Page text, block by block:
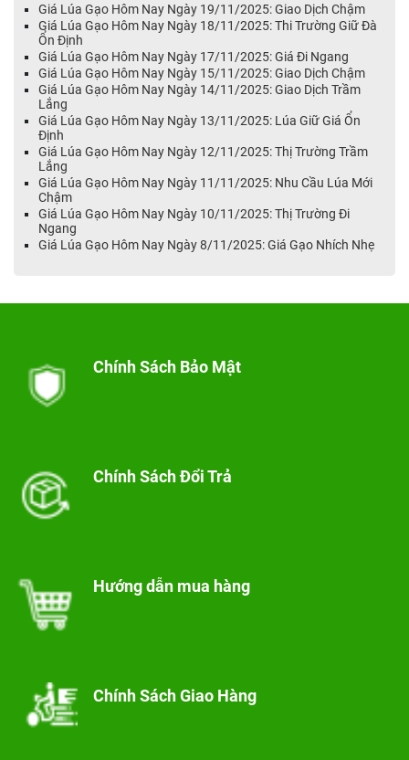
Giá Lúa Gạo Hôm Nay Ngày 19/11/2025: Giao Dịch Chậm
Giá Lúa Gạo Hôm Nay Ngày 18/11/2025: Thi Trường Giữ Đà
Ổn Định
Giá Lúa Gạo Hôm Nay Ngày 17/11/2025: Giá Đi Ngang
Giá Lúa Gạo Hôm Nay Ngày 15/11/2025: Giao Dịch Chậm
Giá Lúa Gạo Hôm Nay Ngày 14/11/2025: Giao Dịch Trầm
Lắng
Giá Lúa Gạo Hôm Nay Ngày 13/11/2025: Lúa Giữ Giá Ổn
Định
Giá Lúa Gạo Hôm Nay Ngày 12/11/2025: Thị Trường Trầm
Lắng
Giá Lúa Gạo Hôm Nay Ngày 11/11/2025: Nhu Cầu Lúa Mới
Chậm
Giá Lúa Gạo Hôm Nay Ngày 10/11/2025: Thị Trường Đi
Ngang
Giá Lúa Gạo Hôm Nay Ngày 8/11/2025: Giá Gạo Nhích Nhẹ
Chính Sách Bảo Mật
Chính Sách Đổi Trả
Hướng dẫn mua hàng
Chính Sách Giao Hàng